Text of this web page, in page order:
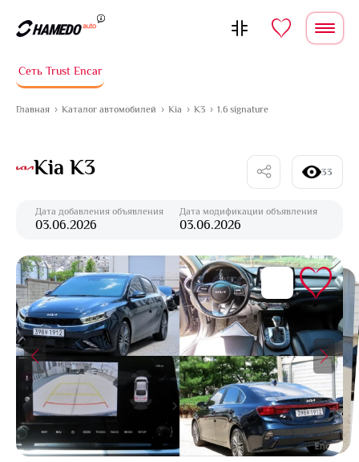
Сеть Trust Encar
Главная Каталог автомобилей Kia K3 1.6 signature
Kia K3 33
Дата добавления объявления
03.06.2026
Дата модификации объявления
03.06.2026